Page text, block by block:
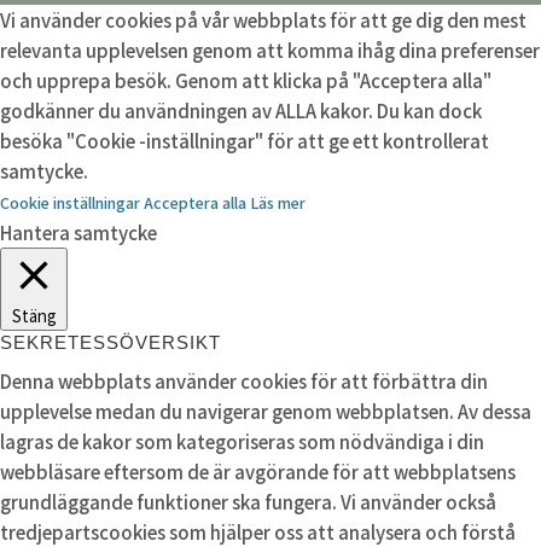
Vi använder cookies på vår webbplats för att ge dig den mest
relevanta upplevelsen genom att komma ihåg dina preferenser
och upprepa besök. Genom att klicka på "Acceptera alla"
godkänner du användningen av ALLA kakor. Du kan dock
besöka "Cookie -inställningar" för att ge ett kontrollerat
samtycke.
Cookie inställningarAcceptera alla Läs mer
Hantera samtycke
Stäng
SEKRETESSÖVERSIKT
Denna webbplats använder cookies för att förbättra din
upplevelse medan du navigerar genom webbplatsen. Av dessa
lagras de kakor som kategoriseras som nödvändiga i din
webbläsare eftersom de är avgörande för att webbplatsens
grundläggande funktioner ska fungera. Vi använder också
tredjepartscookies som hjälper oss att analysera och förstå